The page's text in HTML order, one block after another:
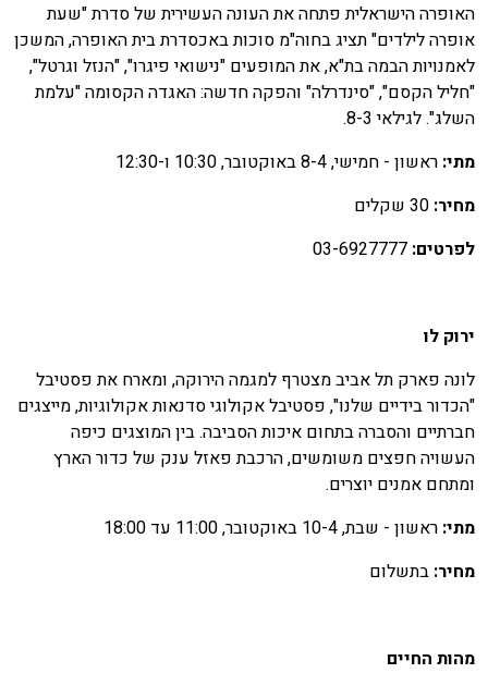
הישראלית פתחה את העונה העשירית של סדרת "שעת
לילדים" תציג בחוה"מ סוכות באכסדרת בית האופרה, המשכן
הבמה בת"א, את המופעים "נישואי פיגרו", "הנזל וגרטל",
הקסם", "סינדרלה" והפקה חדשה: האגדה הקסומה "עלמת
לגילאי 8-3.
ראשון - חמישי, 8-4 באוקטובר, 10:30 ו-12:30
30 שקלים
03-6927777
לו
פארק תל אביב מצטרף למגמה הירוקה, ומארח את פסטיבל
בידיים שלנו", פסטיבל אקולוגי סדנאות אקולוגיות, מייצגים
והסברה בתחום איכות הסביבה. בין המוצגים כיפה
חפצים משומשים, הרכבת פאזל ענק של כדור הארץ
אמנים יוצרים.
ראשון - שבת, 10-4 באוקטובר, 11:00 עד 18:00
בתשלום
החיים